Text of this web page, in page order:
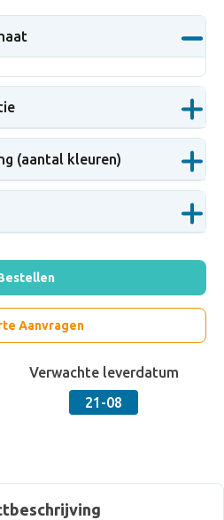
(aantal kleuren)
Aanvragen
Verwachte leverdatum
21-08